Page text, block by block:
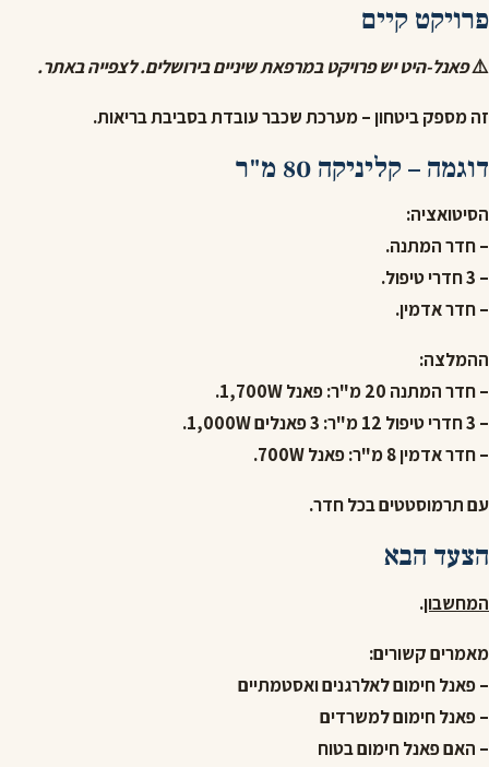
פרויקט קיים
⚠️פאנל-היט יש פרויקט במרפאת שיניים בירושלים. לצפייה באתר.
זה מספק ביטחון – מערכת שכבר עובדת בסביבת בריאות.
דוגמה – קליניקה 80 מ"ר
הסיטואציה:
– חדר המתנה.
– 3 חדרי טיפול.
– חדר אדמין.
ההמלצה:
– חדר המתנה 20 מ"ר: פאנל 1,700W.
– 3 חדרי טיפול 12 מ"ר: 3 פאנלים 1,000W.
– חדר אדמין 8 מ"ר: פאנל 700W.
עם תרמוסטטים בכל חדר.
הצעד הבא
המחשבון.
מאמרים קשורים:
– פאנל חימום לאלרגנים ואסטמתיים
– פאנל חימום למשרדים
– האם פאנל חימום בטוח